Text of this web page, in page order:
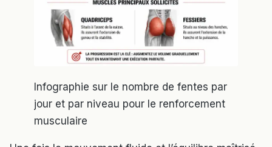
Infographie sur le nombre de fentes par
jour et par niveau pour le renforcement
musculaire